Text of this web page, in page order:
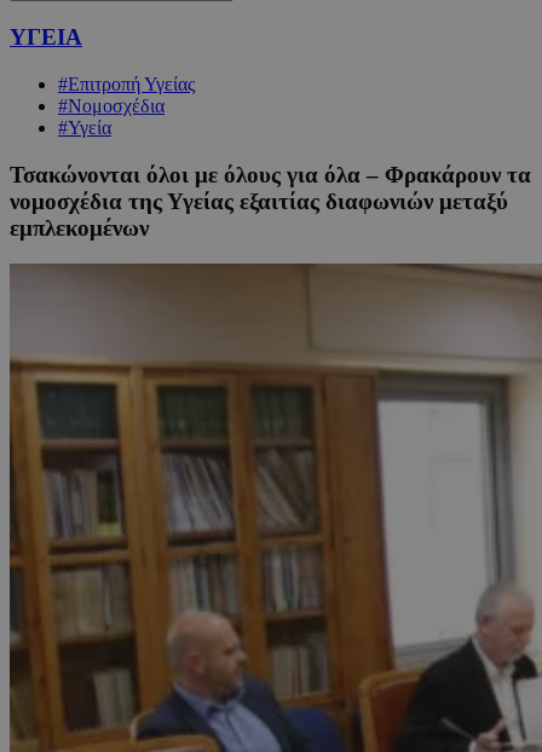
ΥΓΕΙΑ
#Επιτροπή Υγείας
#Νομοσχέδια
#Υγεία
Τσακώνονται όλοι με όλους για όλα – Φρακάρουν τα
νομοσχέδια της Υγείας εξαιτίας διαφωνιών μεταξύ
εμπλεκομένων